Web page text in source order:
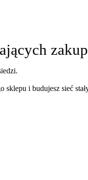
sklepu i budujesz sieć